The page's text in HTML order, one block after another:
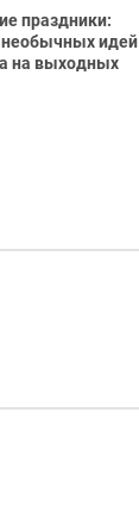
праздники:
идей
на выходных